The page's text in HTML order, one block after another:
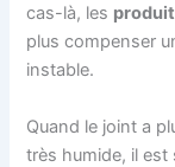
cas-là, les
plus compenser
instable.
Quand le joint a
très humide, il